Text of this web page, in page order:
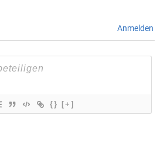
Anmelden
{} [+]